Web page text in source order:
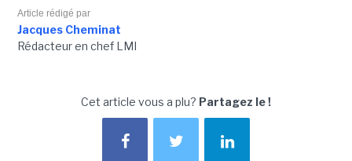
Article rédigé par
Jacques Cheminat
Rédacteur en chef LMI
Cet article vous a plu? Partagez le !